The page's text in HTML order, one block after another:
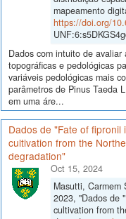
mapeamento
https://doi.org/
Dados com intuito de
topográficas e pedológicas
variáveis pedológicas mais
parâmetros de Pinus Taeda
em uma áre...
Dados de "Fate of
cultivation from the
degradation"
Oct 15, 2024
Masutti, Carmem
2023, "Dados de
cultivation from